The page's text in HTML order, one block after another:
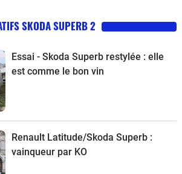
SKODA SUPERB 2
Essai - Skoda Superb restylée : elle
est comme le bon vin
Renault Latitude/Skoda Superb :
vainqueur par KO